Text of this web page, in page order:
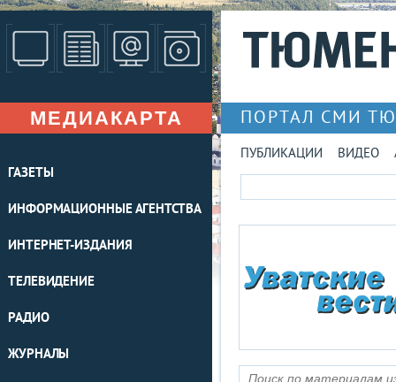
МЕДИАКАРТА
ГАЗЕТЫ
ИНФОРМАЦИОННЫЕ АГЕНТСТВА
ИНТЕРНЕТ-ИЗДАНИЯ
ТЕЛЕВИДЕНИЕ
РАДИО
ЖУРНАЛЫ
ПОРТАЛ СМИ
ПУБЛИКАЦИИ ВИДЕО